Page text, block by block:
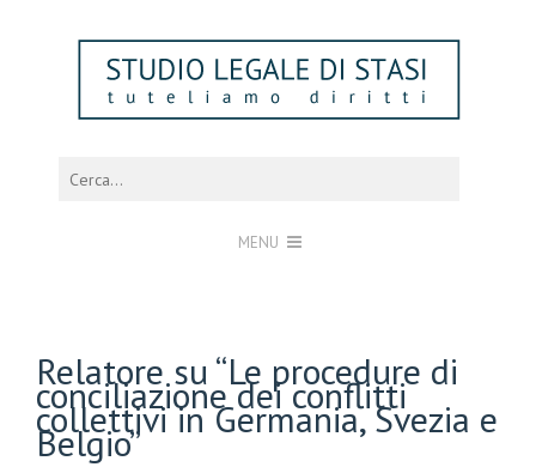
MENU
Relatore su “Le procedure di
conciliazione dei conflitti
collettivi in Germania, Svezia e
Belgio”